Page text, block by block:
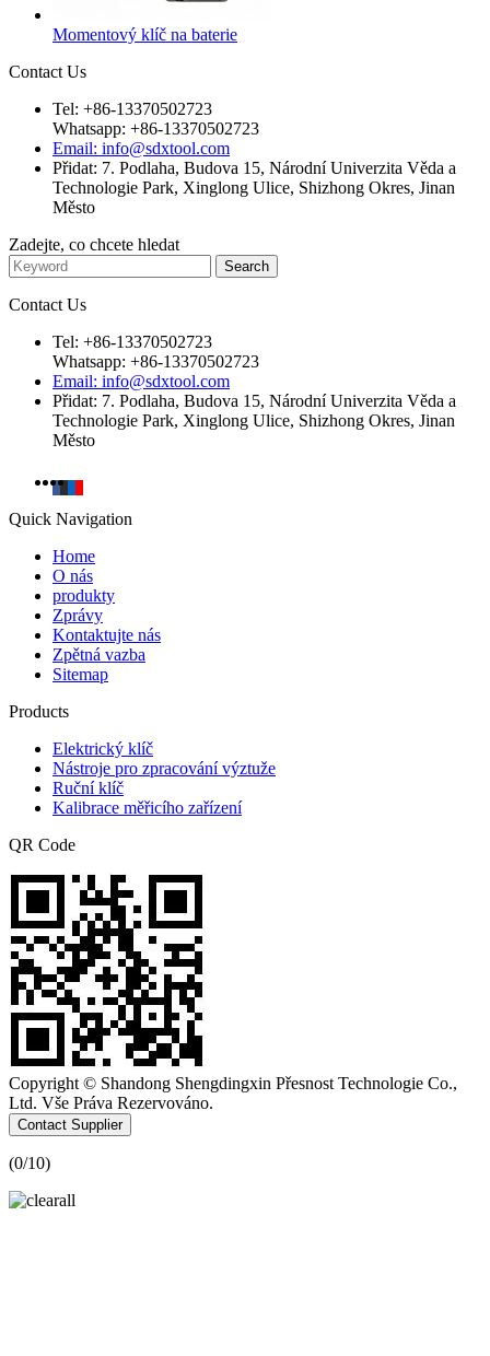
Momentový klíč na baterie
Contact Us
Tel: +86-13370502723
Whatsapp: +86-13370502723
Email: info@sdxtool.com
Přidat: 7. Podlaha, Budova 15, Národní Univerzita Věda a
Technologie Park, Xinglong Ulice, Shizhong Okres, Jinan
Město
Zadejte, co chcete hledat
Contact Us
Tel: +86-13370502723
Whatsapp: +86-13370502723
Email: info@sdxtool.com
Přidat: 7. Podlaha, Budova 15, Národní Univerzita Věda a
Technologie Park, Xinglong Ulice, Shizhong Okres, Jinan
Město
Quick Navigation
Home
O nás
produkty
Zprávy
Kontaktujte nás
Zpětná vazba
Sitemap
Products
Elektrický klíč
Nástroje pro zpracování výztuže
Ruční klíč
Kalibrace měřicího zařízení
QR Code
Copyright © Shandong Shengdingxin Přesnost Technologie Co.,
Ltd. Vše Práva Rezervováno.
Contact Supplier
(0/10)